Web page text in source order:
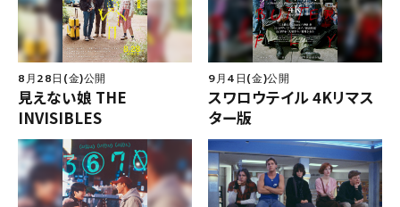
8月28日(金)公開
見えない娘 THE
INVISIBLES
9月4日(金)公開
スワロウテイル 4Kリマス
ター版